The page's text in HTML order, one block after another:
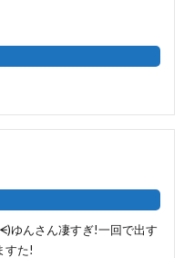
ゆんさん凄すぎ!一回で出す
すた!